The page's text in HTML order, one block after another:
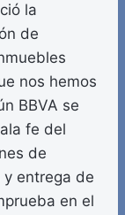
la
de
nos hemos
BBVA se
fe del
de
entrega de
en el